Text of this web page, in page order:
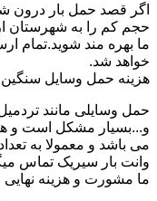
اگر قصد حمل بار درون
حجم کم را به شهرستان
ما بهره مند شوید.تمام
خواهد شد.
هزینه حمل وسایل
حمل وسایلی مانند
و...بسیار مشکل است و
می باشد و معمولا به
وانت بار سیریک تماس
ما مشورت و هزینه نهایی را